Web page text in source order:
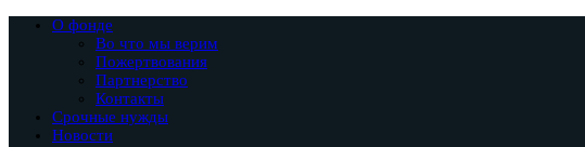
О фонде
Во что мы верим
Пожертвования
Партнерство
Контакты
Срочные нужды
Новости